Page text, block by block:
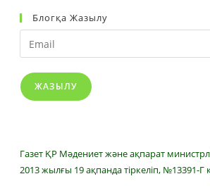
Блогқа Жазылу
Email
ЖАЗЫЛУ
Газет ҚР Мәдениет және ақпарат
2013 жылғы 19 ақпанда тіркеліп, №13391-Г